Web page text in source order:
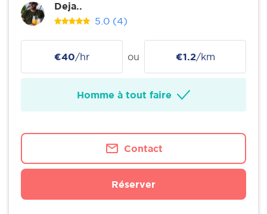
Deja..
5.0 (4)
€40/hr ou €1.2/km
Homme à tout faire
Contact
Réserver